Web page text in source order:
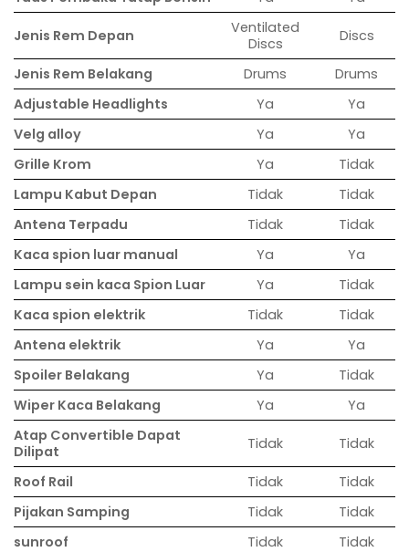
Jenis Rem Depan
Ventilated
Discs
Discs
Jenis Rem Belakang Drums
Drums
Adjustable Headlights
Ya
Ya
Velg alloy
Ya
Ya
Grille Krom
Ya
Tidak
Lampu Kabut Depan
Tidak
Tidak
Antena Terpadu
Tidak
Tidak
Kaca spion luar manual
Ya
Ya
Lampu sein kaca Spion Luar
Ya
Tidak
Kaca spion elektrik
Tidak
Tidak
Antena elektrik
Ya
Ya
Spoiler Belakang
Ya
Tidak
Wiper Kaca Belakang
Ya
Ya
Atap Convertible Dapat
Dilipat
Tidak Tidak
Roof Rail Tidak
Tidak
Pijakan Samping
Tidak
Tidak
sunroof
Tidak
Tidak